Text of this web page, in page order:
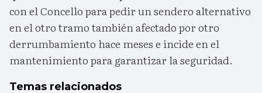
con el Concello para pedir un sendero alternativo
en el otro tramo también afectado por otro
derrumbamiento hace meses e incide en el
mantenimiento para garantizar la seguridad.
Temas relacionados